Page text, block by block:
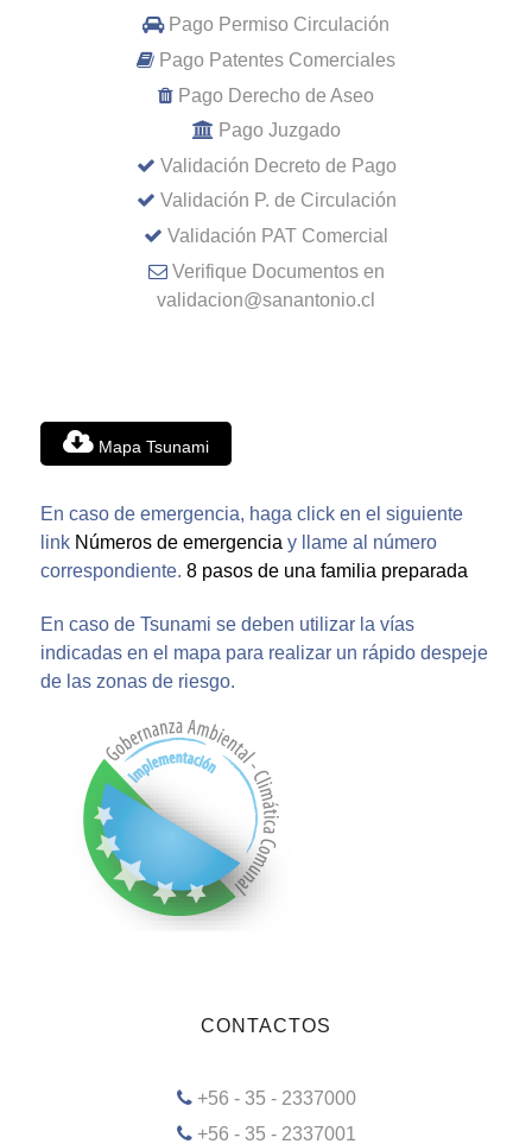
Pago Permiso Circulación
Pago Patentes Comerciales
Pago Derecho de Aseo
Pago Juzgado
Validación Decreto de Pago
Validación P. de Circulación
Validación PAT Comercial
Verifique Documentos en
validacion@sanantonio.cl
Mapa Tsunami
En caso de emergencia, haga click en el siguiente
link Números de emergencia y llame al número
correspondiente. 8 pasos de una familia preparada
En caso de Tsunami se deben utilizar la vías
indicadas en el mapa para realizar un rápido despeje
de las zonas de riesgo.
CONTACTOS
+56 - 35 - 2337000
+56 - 35 - 2337001